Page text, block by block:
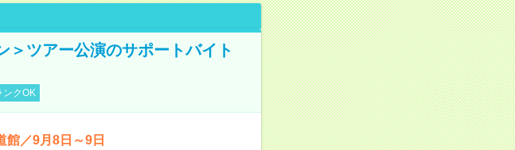
＞ツアー公演のサポートバイト
ンクOK
館／9月8日～9日